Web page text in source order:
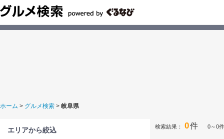
ホーム > グルメ検索 > 岐阜県
検索結果： 0件 0～0件
エリアから絞込